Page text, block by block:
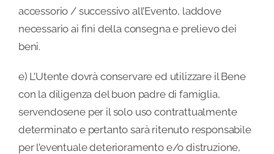
accessorio / successivo all’Evento, laddove
necessario ai fini della consegna e prelievo dei
beni.
e) L’Utente dovrà conservare ed utilizzare il Bene
con la diligenza del buon padre di famiglia,
servendosene per il solo uso contrattualmente
determinato e pertanto sarà ritenuto responsabile
per l’eventuale deterioramento e/o distruzione,